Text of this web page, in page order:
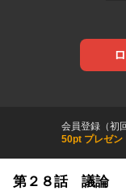
会員登録（初
50pt プレゼン
第２８話 議論